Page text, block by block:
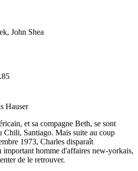
John Shea
Hauser
et sa compagne Beth, se sont
Chili, Santiago. Mais suite au coup
1973, Charles disparaît
important homme d'affaires new-yorkais,
de le retrouver.